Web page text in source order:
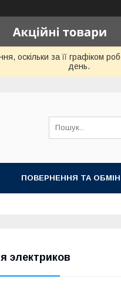
оскільки за її графіком
день.
ПОВЕРНЕННЯ ТА ОБМІН
электриков